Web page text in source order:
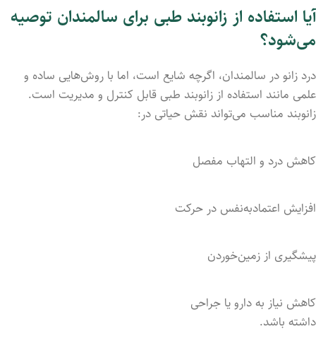
آیا استفاده از زانوبند طبی برای سالمندان توصیه
می‌شود؟
درد زانو در سالمندان، اگرچه شایع است، اما با روش‌هایی ساده و
علمی مانند استفاده از زانوبند طبی قابل کنترل و مدیریت است.
زانوبند مناسب می‌تواند نقش حیاتی در:
کاهش درد و التهاب مفصل
افزایش اعتمادبه‌نفس در حرکت
پیشگیری از زمین‌خوردن
کاهش نیاز بهدارو یا جراحی
داشته باشد.